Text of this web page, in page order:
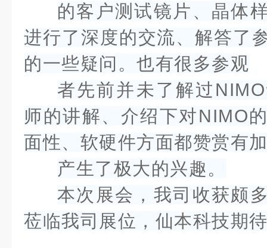
的客户测试镜片、晶体
进行了深度的交流、解答了
的一些疑问。也有很多参观
者先前并未了解过
师的讲解、介绍下对NIMO
面性、软硬件方面都赞赏有
产生了极大的兴趣。
本次展会，我司收获颇
莅临我司展位，仙本科技期